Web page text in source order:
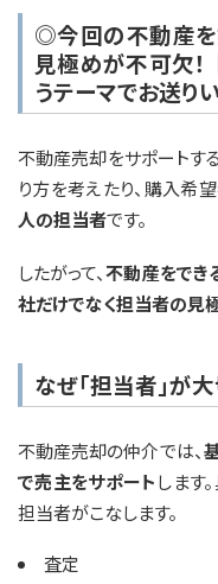
◎今回の不動産
見極めが不可欠
うテーマでお送り
不動産売却をサポートす
り方を考えたり、購入希
人の担当者です。
したがって、不動産をでき
社だけでなく担当者の見
なぜ「担当者」が
不動産売却の仲介では、
で売主をサポートします
担当者がこなします。
査定